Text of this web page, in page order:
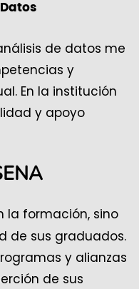
de datos me
y
En la institución
y apoyo
la formación, sino
de sus graduados.
y alianzas
de sus